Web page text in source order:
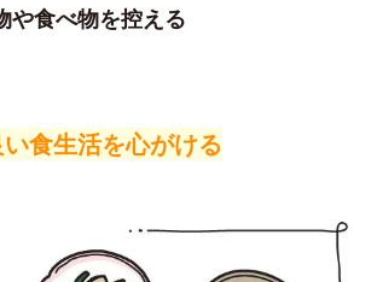
や食べ物を控える
食生活を心がける